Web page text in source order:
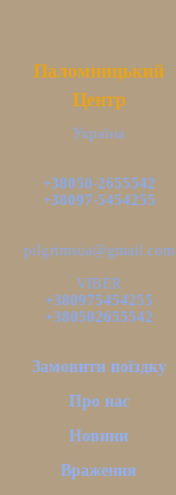
Паломницький
Центр
Україна
+38050-2655542
+38097-5454255
pilgrimsua@gmail.com
VIBER
+380975454255
+380502655542
Замовити поїздку
Про нас
Новини
Враження